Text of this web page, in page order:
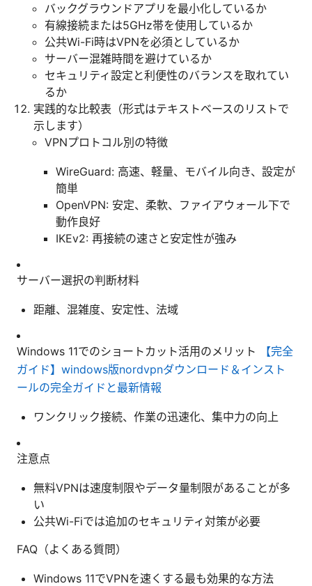
バックグラウンドアプリを最小化しているか
有線接続または5GHz帯を使用しているか
公共Wi-Fi時はVPNを必須としているか
サーバー混雑時間を避けているか
セキュリティ設定と利便性のバランスを取れてい
るか
実践的な比較表（形式はテキストベースのリストで
示します）
VPNプロトコル別の特徴
WireGuard: 高速、軽量、モバイル向き、設定が
簡単
OpenVPN: 安定、柔軟、ファイアウォール下で
動作良好
IKEv2: 再接続の速さと安定性が強み
サーバー選択の判断材料
距離、混雑度、安定性、法域
Windows 11でのショートカット活用のメリット
【完全
ガイド】windows版nordvpnダウンロード＆インスト
ールの完全ガイドと最新情報
ワンクリック接続、作業の迅速化、集中力の向上
注意点
無料VPNは速度制限やデータ量制限があることが多
い
公共Wi-Fiでは追加のセキュリティ対策が必要
FAQ（よくある質問）
Windows 11でVPNを速くする最も効果的な方法